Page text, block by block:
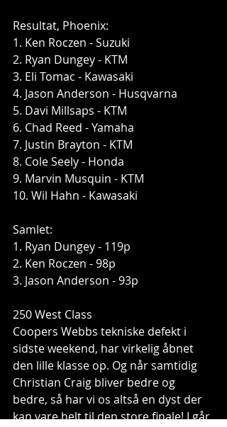
Resultat, Phoenix:
1. Ken Roczen - Suzuki
2. Ryan Dungey - KTM
3. Eli Tomac - Kawasaki
4. Jason Anderson - Husqvarna
5. Davi Millsaps - KTM
6. Chad Reed - Yamaha
7. Justin Brayton - KTM
8. Cole Seely - Honda
9. Marvin Musquin - KTM
10. Wil Hahn - Kawasaki
Samlet:
1. Ryan Dungey - 119p
2. Ken Roczen - 98p
3. Jason Anderson - 93p
250 West Class
Coopers Webbs tekniske defekt i
sidste weekend, har virkelig åbnet
den lille klasse op. Og når samtidig
Christian Craig bliver bedre og
bedre, så har vi os altså en dyst der
kan vare helt til den store finale! I går